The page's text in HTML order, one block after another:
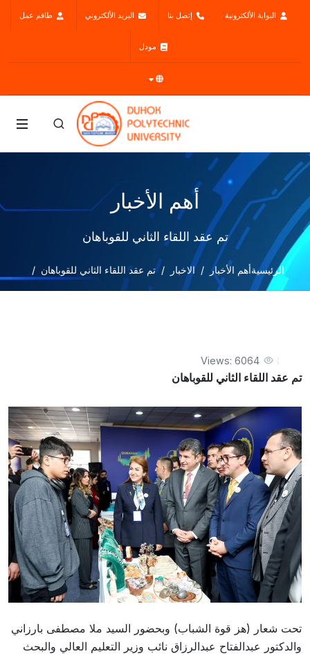
البوابة الألكترونية إتصل بنا البريد الألكتروني طاقم عمل
مودل
أهم الأخبار
تم عقد اللقاء الثاني للقوباهان
الرئيسيةأهم الأخبار الاخبار تم عقد اللقاء الثاني للقوباهان
Views: 6064
تم عقد اللقاء الثاني للقوباهان
تحت شعار (هز قوة الشباب) وبحضور السيد ملا مصطفى بارزاني
والدكتور عبدالفتاح عبدالرزاق نائب وزير التعليم العالي والبحث